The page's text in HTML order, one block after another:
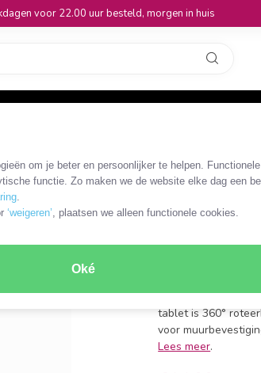
om je beter en persoonlijker te helpen.
functie. Zo maken we de website elke dag een
.
‘weigeren’, plaatsen we alleen functionele cookies.
Oké
voor 22.00 uur besteld, morgen in huis
TWMT100SI
Nedis
voor tablets met
vaste muurbeugel
tablet is 360°
voor
Lees meer.